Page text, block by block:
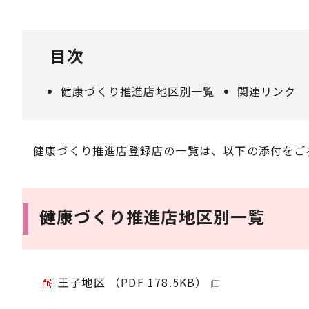
目次
健康づくり推進店地区別一覧 関連リンク
健康づくり推進店登録店の一覧は、以下の添付をご
健康づくり推進店地区別一覧
王子地区 （PDF 178.5KB）